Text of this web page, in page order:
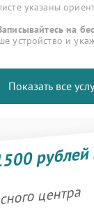
указаны
на
устройство и
Показать все
центра